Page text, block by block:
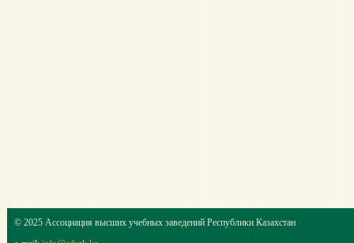
© 2025 Ассоциация высших учебных заведений Республики Казахстан